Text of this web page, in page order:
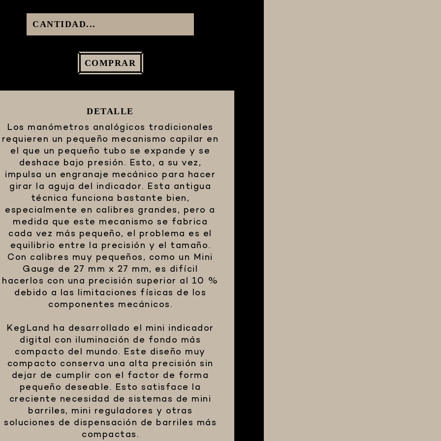
COMPRAR
DETALLE
Los manómetros analógicos tradicionales
requieren un pequeño mecanismo capilar en
el que un pequeño tubo se expande y se
deshace bajo presión. Esto, a su vez,
impulsa un engranaje mecánico para hacer
girar la aguja del indicador. Esta antigua
técnica funciona bastante bien,
especialmente en calibres grandes, pero a
medida que este mecanismo se fabrica
cada vez más pequeño, el problema es el
equilibrio entre la precisión y el tamaño.
Con calibres muy pequeños, como un Mini
Gauge de 27 mm x 27 mm, es difícil
hacerlos con una precisión superior al 10 %
debido a las limitaciones físicas de los
componentes mecánicos.
KegLand ha desarrollado el mini indicador
digital con iluminación de fondo más
compacto del mundo. Este diseño muy
compacto conserva una alta precisión sin
dejar de cumplir con el factor de forma
pequeño deseable. Esto satisface la
creciente necesidad de sistemas de mini
barriles, mini reguladores y otras
soluciones de dispensación de barriles más
compactas.